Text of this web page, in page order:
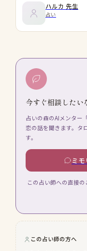
ハルカ 先生
占い
今すぐ相談したい
占いの森のAIメンター
恋の話を聞きます。タ
す。
ミモ
この占い師への直接
この占い師の方へ